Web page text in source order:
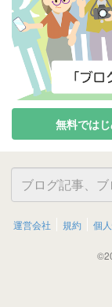
無料では
運営会社 規約 個
©